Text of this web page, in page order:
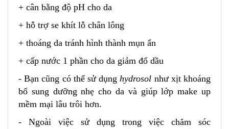
+ cân bằng độ pH cho da
+ hỗ trợ se khít lỗ chân lông
+ thoáng da tránh hình thành mụn ẩn
+ cấp nước 1 phần cho da giảm đổ dầu
- Bạn cũng có thể sử dụnghydrosol như xịt khoáng
bổ sung dưỡng nhẹ cho da và giúp lớp make up
mềm mại lâu trôi hơn.
- Ngoài việc sử dụng trong việc chăm sóc